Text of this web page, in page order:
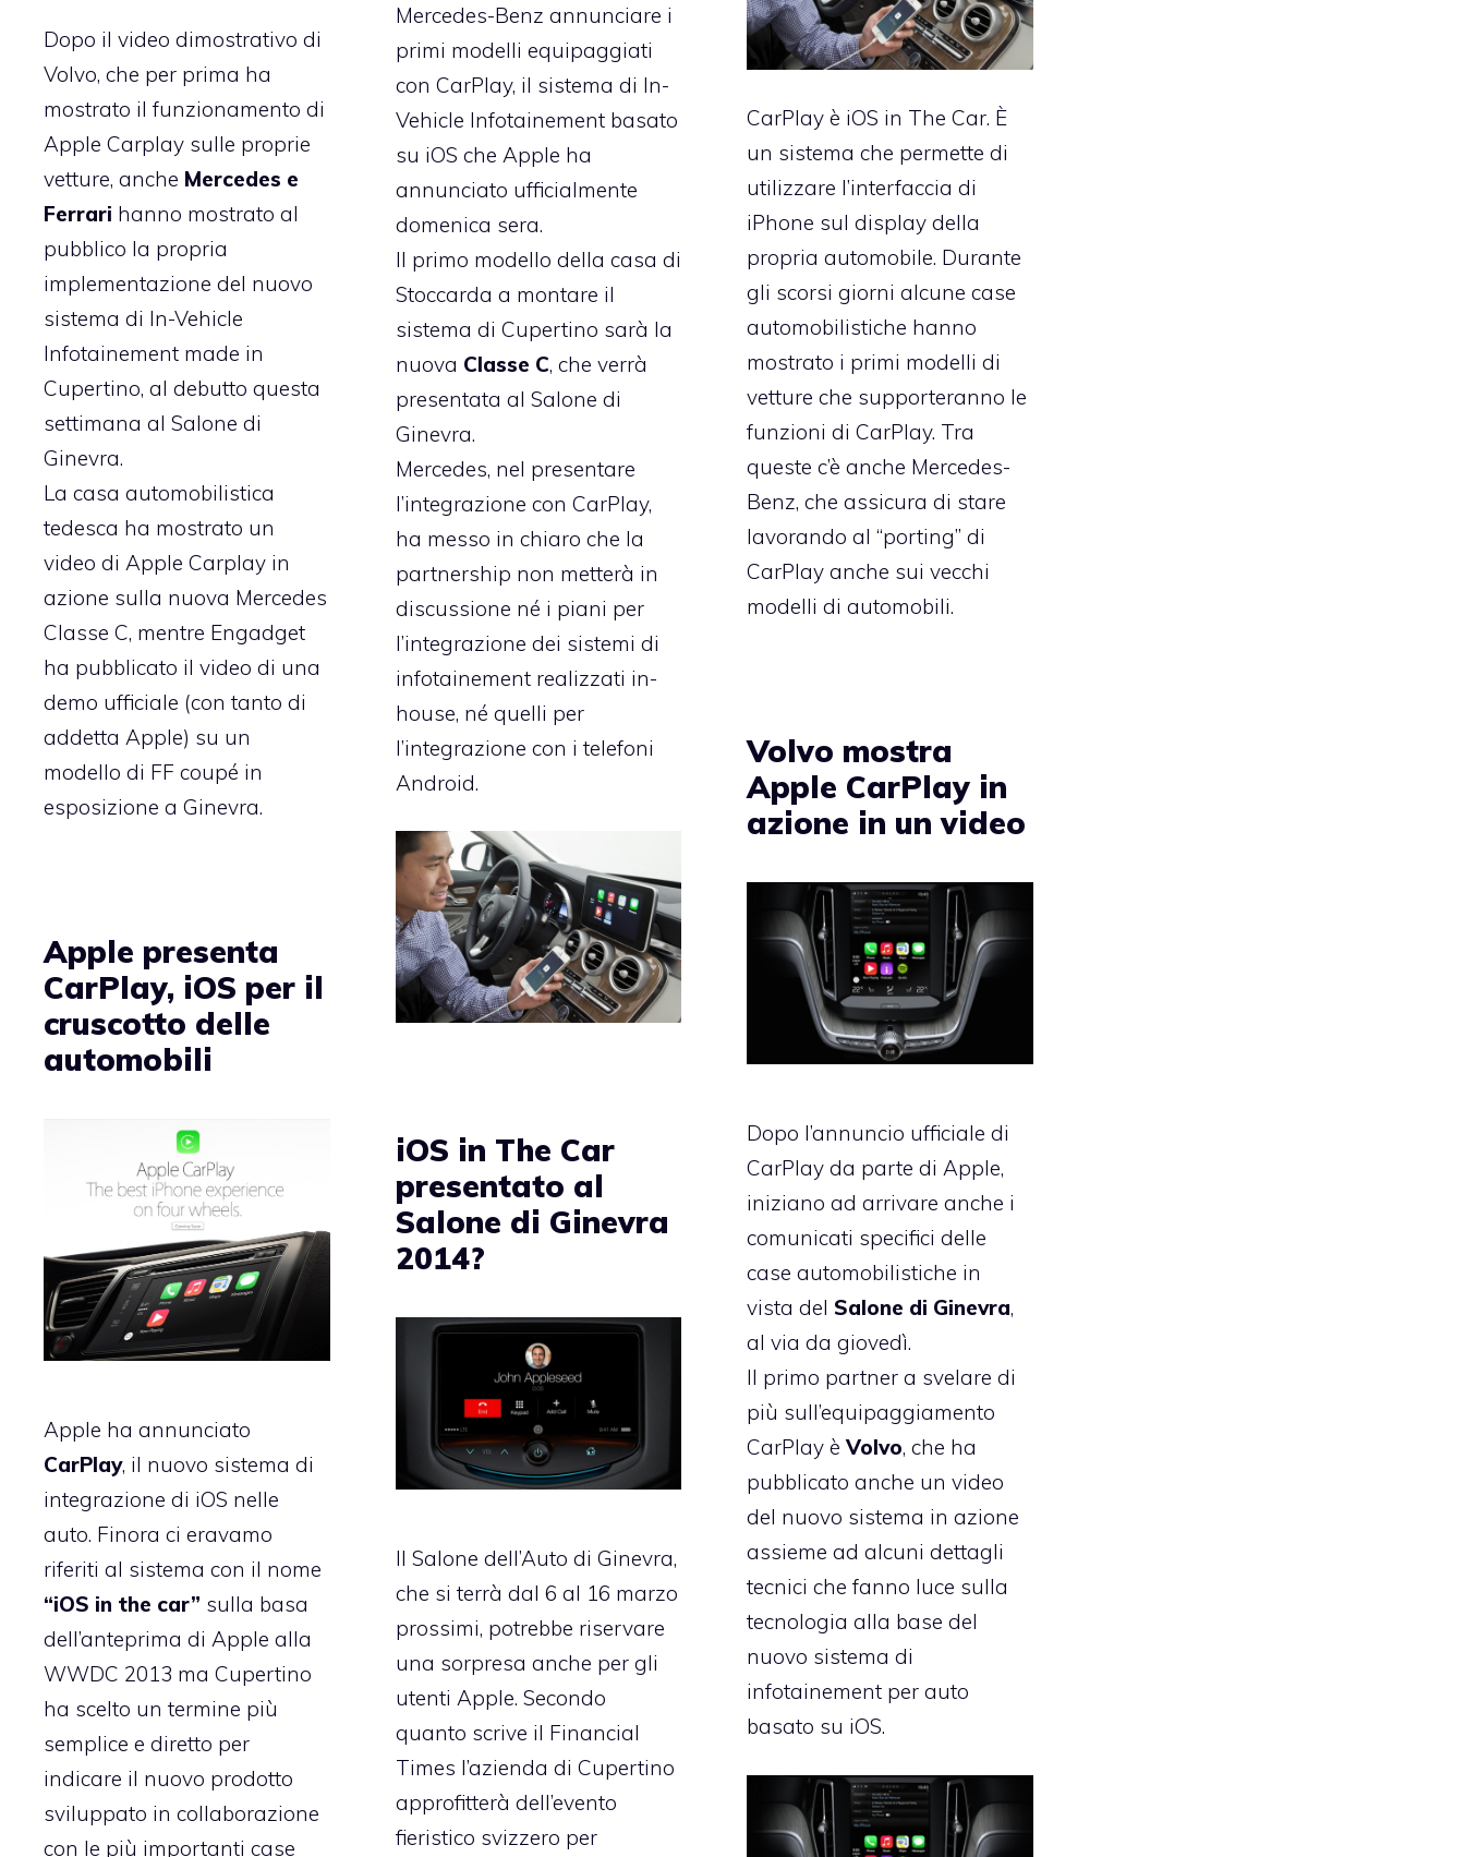
CarPlay è iOS in The Car. È
un sistema che permette di
utilizzare l’interfaccia di
iPhone sul display della
propria automobile. Durante
gli scorsi giorni alcune case
automobilistiche hanno
mostrato i primi modelli di
vetture che supporteranno le
funzioni di CarPlay. Tra
queste c’è anche Mercedes-
Benz, che assicura di stare
lavorando al “porting” di
CarPlay anche sui vecchi
modelli di automobili.
Dopo il video dimostrativo di
Volvo, che per prima ha
mostrato il funzionamento di
Apple Carplay sulle proprie
vetture, anche Mercedes e
Ferrari hanno mostrato al
pubblico la propria
implementazione del nuovo
sistema di In-Vehicle
Infotainement made in
Cupertino, al debutto questa
settimana al Salone di
Ginevra.
La casa automobilistica
tedesca ha mostrato un
video di Apple Carplay in
azione sulla nuova Mercedes
Classe C, mentre Engadget
ha pubblicato il video di una
demo ufficiale (con tanto di
addetta Apple) su un
modello di FF coupé in
esposizione a Ginevra.
Mercedes-Benz annunciare i
primi modelli equipaggiati
con CarPlay, il sistema di In-
Vehicle Infotainement basato
su iOS che Apple ha
annunciato ufficialmente
domenica sera.
Il primo modello della casa di
Stoccarda a montare il
sistema di Cupertino sarà la
nuova Classe C, che verrà
presentata al Salone di
Ginevra.
Mercedes, nel presentare
l’integrazione con CarPlay,
ha messo in chiaro che la
partnership non metterà in
discussione né i piani per
l’integrazione dei sistemi di
infotainement realizzati in-
house, né quelli per
l’integrazione con i telefoni
Android.
Volvo mostra
Apple CarPlay in
azione in un video
Dopo l’annuncio ufficiale di
CarPlay da parte di Apple,
iniziano ad arrivare anche i
comunicati specifici delle
case automobilistiche in
vista delSalone di Ginevra,
al via da giovedì.
Il primo partner a svelare di
più sull’equipaggiamento
CarPlay èVolvo, che ha
pubblicato anche un video
del nuovo sistema in azione
assieme ad alcuni dettagli
tecnici che fanno luce sulla
tecnologia alla base del
nuovo sistema di
infotainement per auto
basato su iOS.
Apple presenta
CarPlay, iOS per il
cruscotto delle
automobili
Apple ha annunciato
CarPlay, il nuovo sistema di
integrazione di iOS nelle
auto. Finora ci eravamo
riferiti al sistema con il nome
“iOS in the car” sulla basa
dell’anteprima di Apple alla
WWDC 2013 ma Cupertino
ha scelto un termine più
semplice e diretto per
indicare il nuovo prodotto
sviluppato in collaborazione
con le più importanti case
iOS in The Car
presentato al
Salone di Ginevra
2014?
Il Salone dell’Auto di Ginevra,
che si terrà dal 6 al 16 marzo
prossimi, potrebbe riservare
una sorpresa anche per gli
utenti Apple. Secondo
quanto scrive il Financial
Times l’azienda di Cupertino
approfitterà dell’evento
fieristico svizzero per